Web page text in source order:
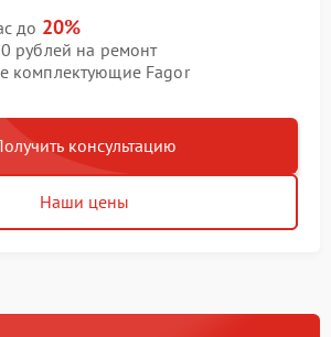
до 20%
рублей на ремонт
комплектующие Fagor
консультацию
Наши цены